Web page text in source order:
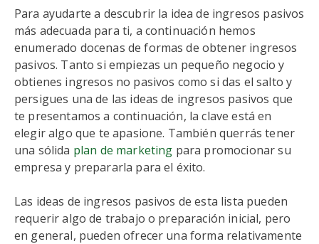
Para ayudarte a descubrir la idea de ingresos pasivos
más adecuada para ti, a continuación hemos
enumerado docenas de formas de obtener ingresos
pasivos. Tanto si empiezas un pequeño negocio y
obtienes ingresos no pasivos como si das el salto y
persigues una de las ideas de ingresos pasivos que
te presentamos a continuación, la clave está en
elegir algo que te apasione. También querrás tener
una sólida plan de marketing para promocionar su
empresa y prepararla para el éxito.
Las ideas de ingresos pasivos de esta lista pueden
requerir algo de trabajo o preparación inicial, pero
en general, pueden ofrecer una forma relativamente